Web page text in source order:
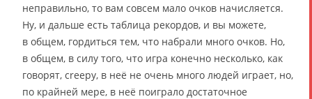
неправильно, то вам совсем мало очков начисляется.
Ну, и дальше есть таблица рекордов, и вы можете,
в общем, гордиться тем, что набрали много очков. Но,
в общем, в силу того, что игра конечно несколько, как
говорят, creepy, в неё не очень много людей играет, но,
по крайней мере, в неё поиграло достаточное